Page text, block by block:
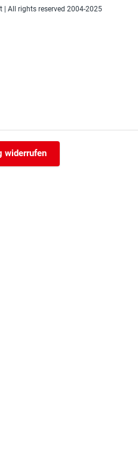
All rights reserved 2004-2025
widerrufen